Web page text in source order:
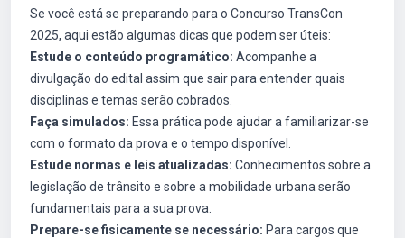
Se você está se preparando para o Concurso TransCon
2025, aqui estão algumas dicas que podem ser úteis:
Estude o conteúdo programático: Acompanhe a
divulgação do edital assim que sair para entender quais
disciplinas e temas serão cobrados.
Faça simulados: Essa prática pode ajudar a familiarizar-se
com o formato da prova e o tempo disponível.
Estude normas e leis atualizadas: Conhecimentos sobre a
legislação de trânsito e sobre a mobilidade urbana serão
fundamentais para a sua prova.
Prepare-se fisicamente se necessário: Para cargos que